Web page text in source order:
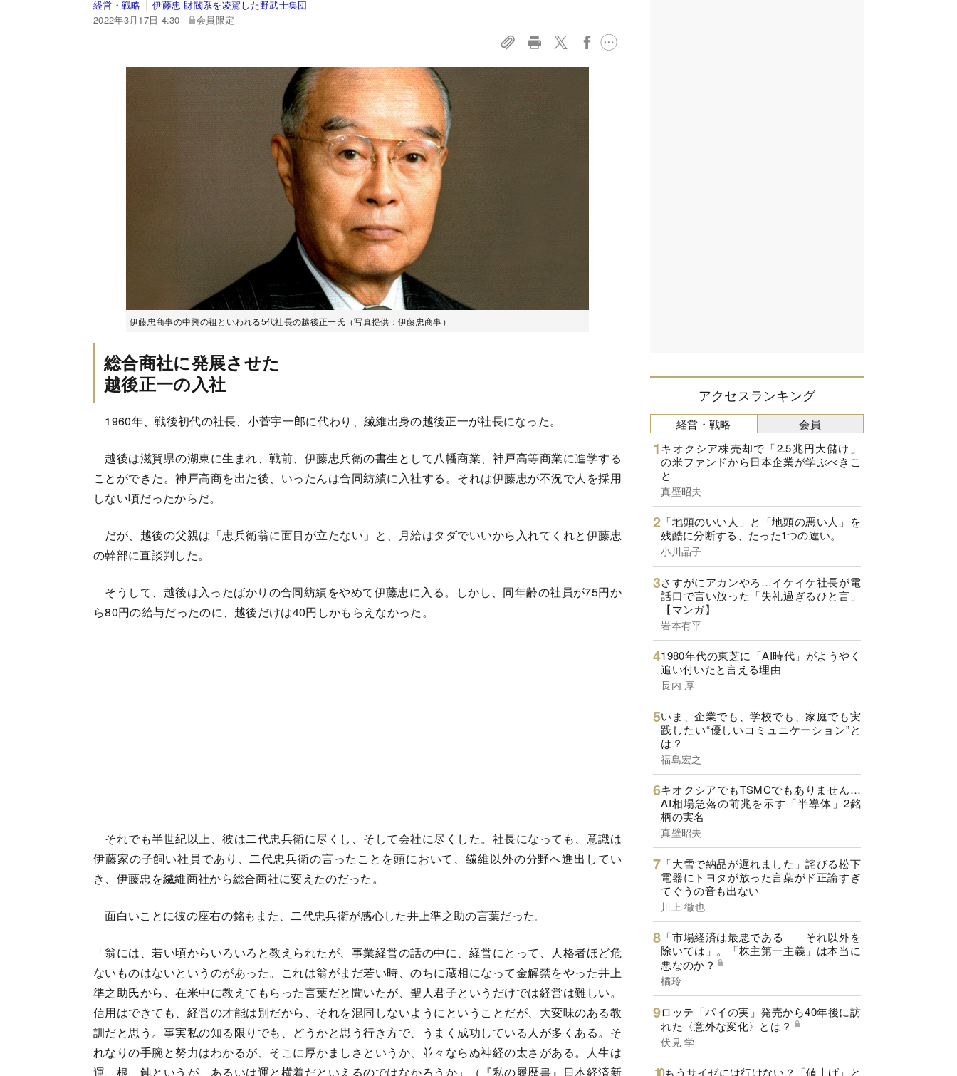
経営・戦略
伊藤忠 財閥系を凌駕した野武士集団
2022年3月17日 4:30
会員限定
伊藤忠商事の中興の祖といわれる5代社長の越後正一氏（写真提供：伊藤忠商事）
総合商社に発展させた
越後正一の入社
1960年、戦後初代の社長、小菅宇一郎に代わり、繊維出身の越後正一が社長になった。
越後は滋賀県の湖東に生まれ、戦前、伊藤忠兵衛の書生として八幡商業、神戸高等商業に進学する
ことができた。神戸高商を出た後、いったんは合同紡績に入社する。それは伊藤忠が不況で人を採用
しない頃だったからだ。
だが、越後の父親は「忠兵衛翁に面目が立たない」と、月給はタダでいいから入れてくれと伊藤忠
の幹部に直談判した。
そうして、越後は入ったばかりの合同紡績をやめて伊藤忠に入る。しかし、同年齢の社員が75円か
ら80円の給与だったのに、越後だけは40円しかもらえなかった。
それでも半世紀以上、彼は二代忠兵衛に尽くし、そして会社に尽くした。社長になっても、意識は
伊藤家の子飼い社員であり、二代忠兵衛の言ったことを頭において、繊維以外の分野へ進出してい
き、伊藤忠を繊維商社から総合商社に変えたのだった。
面白いことに彼の座右の銘もまた、二代忠兵衛が感心した井上準之助の言葉だった。
「翁には、若い頃からいろいろと教えられたが、事業経営の話の中に、経営にとって、人格者ほど危
ないものはないというのがあった。これは翁がまだ若い時、のちに蔵相になって金解禁をやった井上
準之助氏から、在米中に教えてもらった言葉だと聞いたが、聖人君子というだけでは経営は難しい。
信用はできても、経営の才能は別だから、それを混同しないようにということだが、大変味のある教
訓だと思う。事実私の知る限りでも、どうかと思う行き方で、うまく成功している人が多くある。そ
れなりの手腕と努力はわかるが、そこに厚かましさというか、並々ならぬ神経の太さがある。人生は
運、根、鈍というが、あるいは運と横着だといえるのではなかろうか」（『私の履歴書』日本経済新
アクセスランキング
経営・戦略
キオクシア株売却で「2.5兆円大儲け」
の米ファンドから日本企業が学ぶべきこ
と
真壁昭夫
「地頭のいい人」と「地頭の悪い人」を
残酷に分断する、たった1つの違い。
小川晶子
さすがにアカンやろ…イケイケ社長が電
話口で言い放った「失礼過ぎるひと言」
【マンガ】
岩本有平
1980年代の東芝に「AI時代」がようやく
追い付いたと言える理由
長内 厚
いま、企業でも、学校でも、家庭でも実
践したい“優しいコミュニケーション”と
は？
福島宏之
キオクシアでもTSMCでもありません…
AI相場急落の前兆を示す「半導体」2銘
柄の実名
真壁昭夫
「大雪で納品が遅れました」詫びる松下
電器にトヨタが放った言葉がド正論すぎ
てぐうの音も出ない
川上 徹也
「市場経済は最悪である――それ以外を
除いては」。「株主第一主義」は本当に
悪なのか？
橘玲
ロッテ「パイの実」発売から40年後に訪
れた〈意外な変化〉とは？
伏見 学
もうサイゼには行けない？「値上げ」と
会員